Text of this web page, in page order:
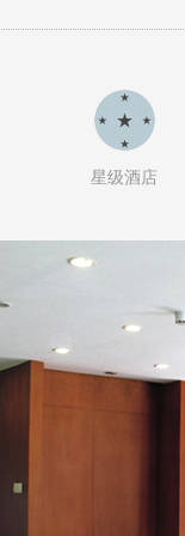
星级酒店